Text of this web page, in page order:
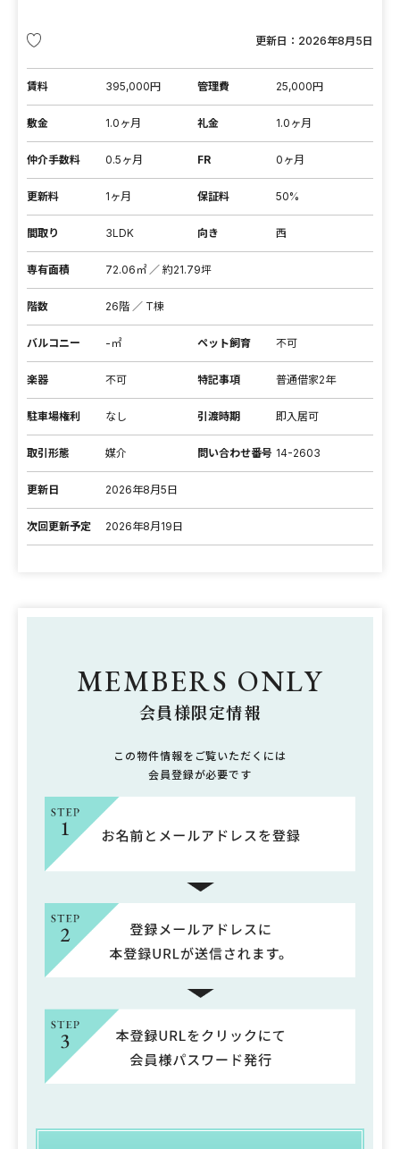
更新日： 2026年8月5日
賃料 395,000円 管理費 25,000円
敷金 1.0ヶ月 礼金 1.0ヶ月
仲介手数料 0.5ヶ月 FR 0ヶ月
更新料 1ヶ月 保証料 50%
間取り 3LDK 向き 西
専有面積 72.06㎡ ／ 約21.79坪
階数 26階 ／ T棟
バルコニー -㎡ ペット飼育 不可
楽器 不可 特記事項 普通借家2年
駐車場権利 なし 引渡時期 即入居可
取引形態 媒介 問い合わせ番号 14-2603
更新日 2026年8月5日
次回更新予定 2026年8月19日
MEMBERS ONLY
会員様限定情報
この物件情報をご覧いただくには
会員登録が必要です